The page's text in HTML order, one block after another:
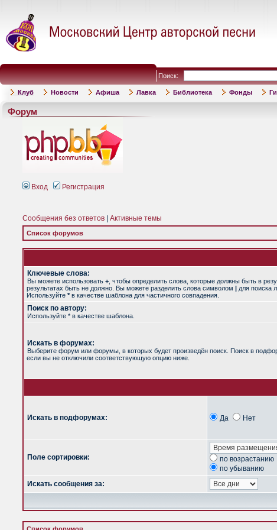
Поиск:
Клуб Новости Афиша Лавка Библиотека Фонды
Форум
Вход Регистрация
Сообщения без ответов Активные темы
Список форумов
Ключевые слова:
Вы можете использовать + , чтобы определить слова, которые должны быть в
результатах быть не должно. Вы можете разделить слова символом | для поиска
Используйте *в качестве шаблона для частичного совпадения.
Поиск по автору:
Используйте * в качестве шаблона.
Искать в форумах:
Выберите форум или форумы, в которых будет произведён поиск. Поиск в
если вы не отключили соответствующую опцию ниже.
Искать в подфорумах: Да Нет
Поле сортировки:
по возрастанию
по убыванию
Искать сообщения за: